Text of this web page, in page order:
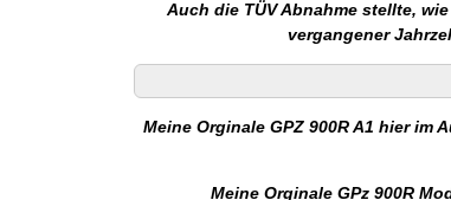
Auch die TÜV Abnahme stellte,
vergangener
Meine Orginale GPZ 900R A1 hier im
Meine Orginale GPz 900R